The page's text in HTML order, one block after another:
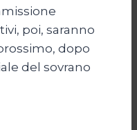
poi, saranno
dopo
del sovrano